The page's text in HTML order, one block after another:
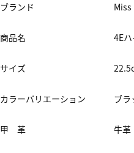
ブランド
商品名 4E
サイズ
カラーバリエーション ブラ
甲 革 牛革